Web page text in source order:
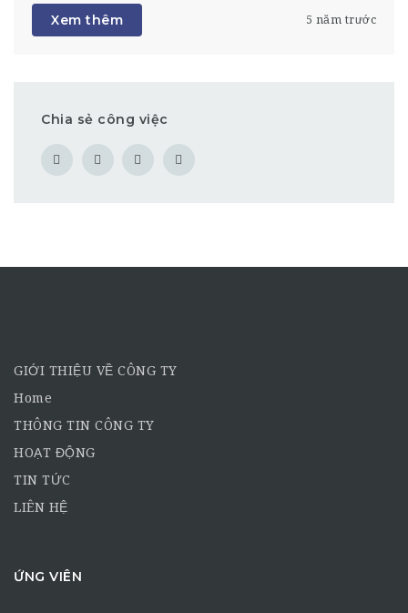
Xem thêm 5 năm trước
Chia sẻ công việc
GIỚI THIỆU VỀ CÔNG TY
Home
THÔNG TIN CÔNG TY
HOẠT ĐỘNG
TIN TỨC
LIÊN HỆ
ỨNG VIÊN